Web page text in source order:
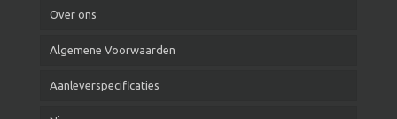
Over ons
Algemene Voorwaarden
Aanleverspecificaties